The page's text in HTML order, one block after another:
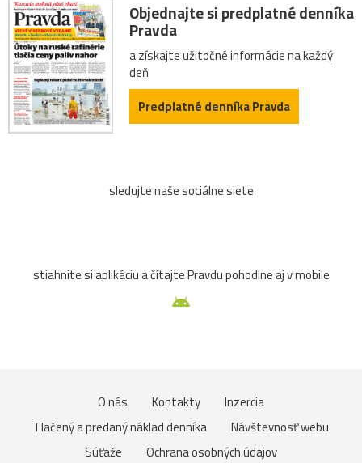
Objednajte si predplatné denníka
Pravda
a získajte užitočné informácie na každý
deň
Predplatné denníka Pravda
sledujte naše sociálne siete
stiahnite si aplikáciu a čítajte Pravdu pohodlne aj v mobile
O nás Kontakty
Inzercia
Tlačený a predaný náklad denníka
Návštevnosť webu
Súťaže
Ochrana osobných údajov